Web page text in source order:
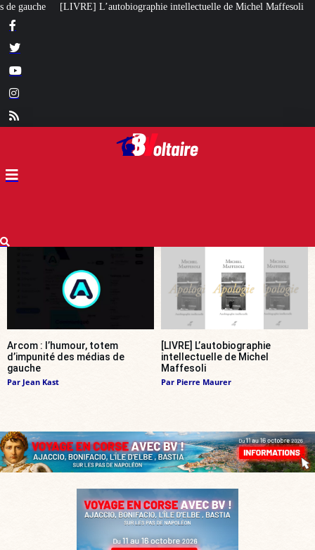
intellectuelle de Michel Maffesoli Pour regagner son influence en
Arcom : l’humour, totem
d’impunité des médias de
gauche
Par Jean Kast
[LIVRE] L’autobiographie
intellectuelle de Michel
Maffesoli
Par Pierre Maurer